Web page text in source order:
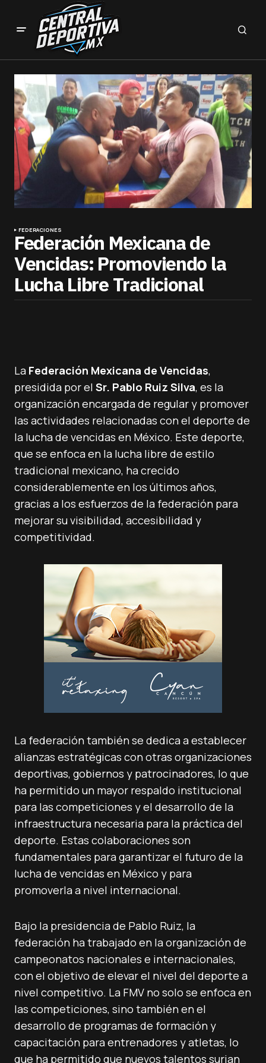
FEDERACIONES
Federación Mexicana de
Vencidas: Promoviendo la
Lucha Libre Tradicional
La Federación Mexicana de Vencidas,
presidida por el Sr. Pablo Ruiz Silva, es la
organización encargada de regular y promover
las actividades relacionadas con el deporte de
la lucha de vencidas en México. Este deporte,
que se enfoca en la lucha libre de estilo
tradicional mexicano, ha crecido
considerablemente en los últimos años,
gracias a los esfuerzos de la federación para
mejorar su visibilidad, accesibilidad y
competitividad.
La federación también se dedica a establecer
alianzas estratégicas con otras organizaciones
deportivas, gobiernos y patrocinadores, lo que
ha permitido un mayor respaldo institucional
para las competiciones y el desarrollo de la
infraestructura necesaria para la práctica del
deporte. Estas colaboraciones son
fundamentales para garantizar el futuro de la
lucha de vencidas en México y para
promoverla a nivel internacional.
Bajo la presidencia de Pablo Ruiz, la
federación ha trabajado en la organización de
campeonatos nacionales e internacionales,
con el objetivo de elevar el nivel del deporte a
nivel competitivo. La FMV no solo se enfoca en
las competiciones, sino también en el
desarrollo de programas de formación y
capacitación para entrenadores y atletas, lo
que ha permitido que nuevos talentos surjan